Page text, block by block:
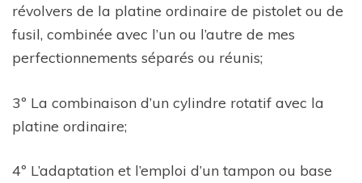
révolvers de la platine ordinaire de pistolet ou de
fusil, combinée avec l’un ou l’autre de mes
perfectionnements séparés ou réunis;
3º La combinaison d’un cylindre rotatif avec la
platine ordinaire;
4º L’adaptation et l’emploi d’un tampon ou base